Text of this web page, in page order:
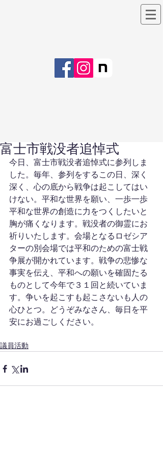
富士市戦没者追悼式
今日、富士市戦没者追悼式に参列しま
した。毎年、参列をするこの日、深く
深く、心の底から戦争は起こしてはい
けない。平和な世界を願い、一歩一歩
平和な世界の創造に力をつくしたいと
胸が痛くなります。戦没者の御霊にお
祈りいたします。会場となるロゼシア
ターの別会場では平和のための富士戦
争展が開かれています。戦争の悲惨な
事実を伝え、平和への願いを確固たる
ものとして今年で３１回と続いていま
す。争いを起こすも起こさないも人の
心ひとつ。どうぞみなさん、毎日を平
安にお過ごしください。
議員活動